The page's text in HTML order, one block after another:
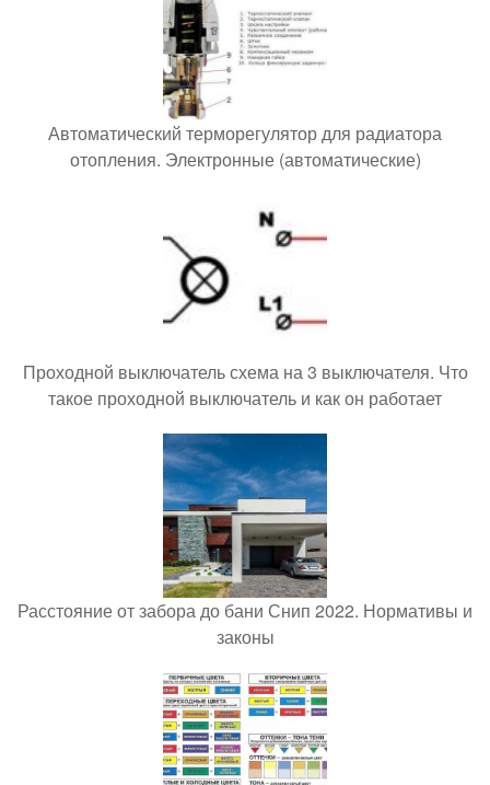
Автоматический терморегулятор для радиатора
отопления. Электронные (автоматические)
Проходной выключатель схема на 3 выключателя. Что
такое проходной выключатель и как он работает
Расстояние от забора до бани Снип 2022. Нормативы и
законы